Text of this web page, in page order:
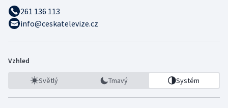
261 136 113
info@ceskatelevize.cz
Vzhled
Světlý Tmavý Systém